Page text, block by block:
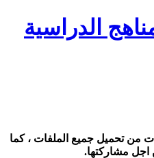
الدراسية
من تحميل جميع الملفات ، كما
اجل مشاركتها.